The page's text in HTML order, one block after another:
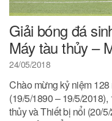
Giải bóng đá
Máy tàu thủy –
24/05/2018
Chào mừng kỷ niệm
(19/5/1890 – 19/5/
thủy và Thiết bị nổi (20/